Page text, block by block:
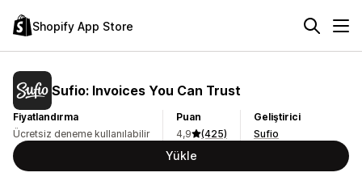
Shopify App Store
Sufio: Invoices You Can Trust
Fiyatlandırma
Ücretsiz deneme kullanılabilir
Puan
4,9
(425)
Geliştirici
Sufio
Yükle